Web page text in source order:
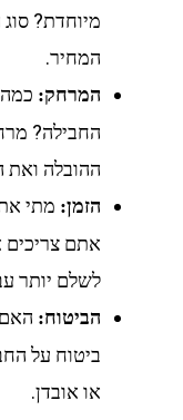
מיוחדת?
המחיר.
המרחק:
החבילה?
ההובלה ואת
הזמן: מתי
אתם צריכים
לשלם יותר
הביטוח:
ביטוח על
או אובדן.